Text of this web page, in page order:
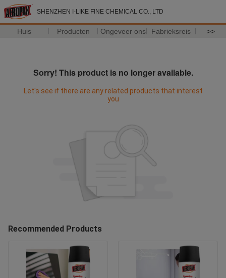
SHENZHEN I-LIKE FINE CHEMICAL CO., LTD
Huis Producten Ongeveer ons Fabrieksreis >>
Sorry! This product is no longer available.
Let's see if there are any related products that interest
you
Recommended Products